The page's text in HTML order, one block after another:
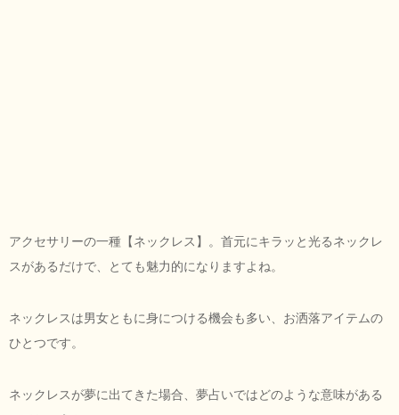
アクセサリーの一種【ネックレス】。首元にキラッと光るネックレ
スがあるだけで、とても魅力的になりますよね。
ネックレスは男女ともに身につける機会も多い、お洒落アイテムの
ひとつです。
ネックレスが夢に出てきた場合、夢占いではどのような意味がある